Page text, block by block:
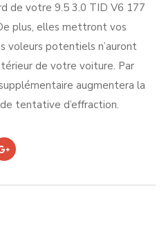
de votre 9.5 3.0 TID V6 177
plus, elles mettront vos
voleurs potentiels n’auront
de votre voiture. Par
augmentera la
tentative d’effraction.